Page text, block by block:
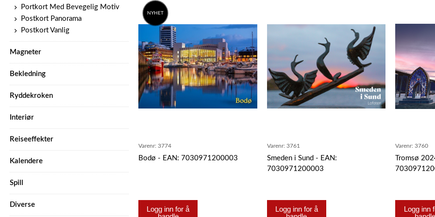
Portkort Med Bevegelig Motiv
Postkort Panorama
Postkort Vanlig
Magneter
Bekledning
Ryddekroken
Interiør
Reiseeffekter
Kalendere
Spill
Diverse
NYHET
Varenr: 3774
Bodø - EAN: 7030971200003
Logg inn for å
Varenr: 3761
Smeden i Sund - EAN:
7030971200003
Logg inn for å
Varenr: 3760
Tromsø
Logg inn